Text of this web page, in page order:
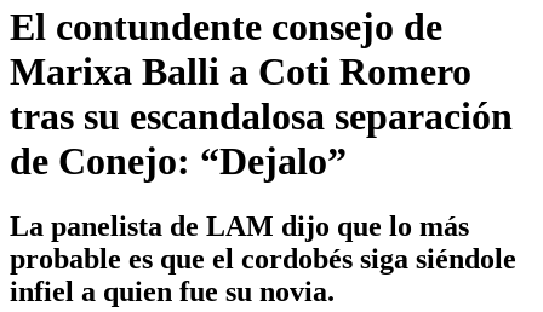
El contundente consejo de
Marixa Balli a Coti Romero
tras su escandalosa separación
de Conejo: “Dejalo”
La panelista de LAM dijo que lo más
probable es que el cordobés siga siéndole
infiel a quien fue su novia.